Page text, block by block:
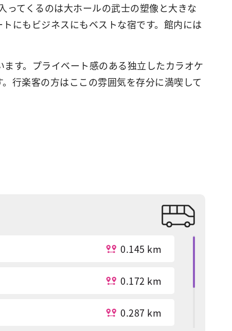
てくるのは大ホールの武士の塑像と大きな
にもビジネスにもベストな宿です。館内には
す。プライベート感のある独立したカラオケ
行楽客の方はここの雰囲気を存分に満喫して
0.145 km
0.172 km
0.287 km